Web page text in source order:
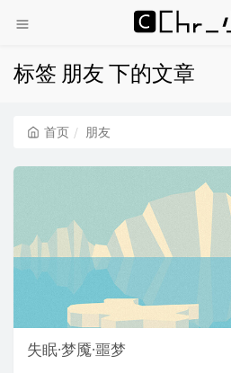
标签 朋友 下的文章
首页 朋友
失眠·梦魇·噩梦